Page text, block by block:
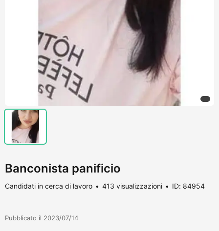
Banconista panificio
Candidati in cerca di lavoro 413 visualizzazioni ID: 84954
Pubblicato il 2023/07/14